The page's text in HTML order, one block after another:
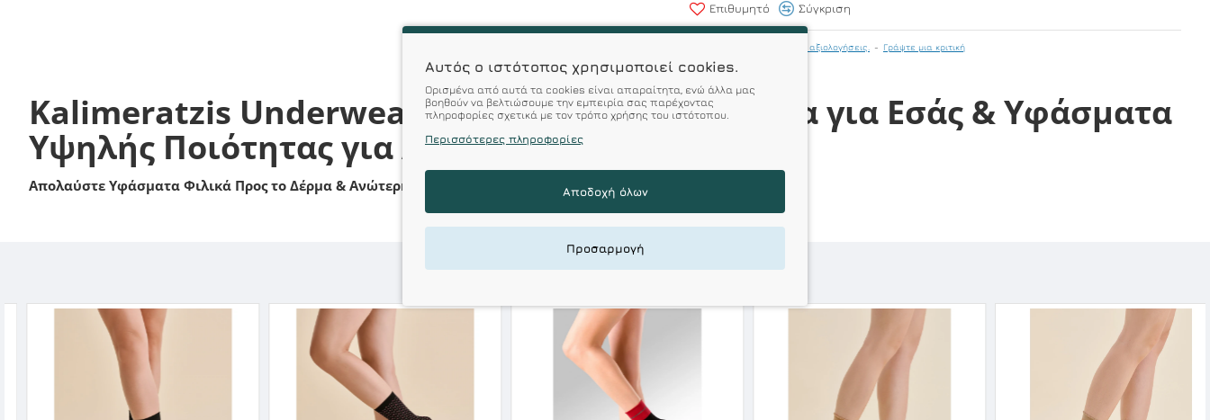
Σύμφωνα με 0 αξιολογήσεις. - Γράψτε μια κριτική
Επιθυμητό Σύγκριση
Kalimeratzis Underwear : Προϊόντα Σχεδιασμένα για Εσάς & Υφάσματα
Υψηλής Ποιότητας για Αξεπέραστη Αντοχή
Απολαύστε Υφάσματα Φιλικά Προς το Δέρμα & Ανώτερη Ποιότητα σε Προσιτές τιμές
ΣΧΕΤΙΚΑ ΠΡΟΪΟΝΤΑ ΕΙΔΑΤΕ ΠΡΟΣΦΑΤΑ
Αυτός ο ιστότοπος χρησιμοποιεί cookies.
Ορισμένα από αυτά τα cookies είναι απαραίτητα, ενώ άλλα μας
βοηθούν να βελτιώσουμε την εμπειρία σας παρέχοντας
πληροφορίες σχετικά με τον τρόπο χρήσης του ιστότοπου.
Περισσότερες πληροφορίες
Αποδοχή όλων
Προσαρμογή